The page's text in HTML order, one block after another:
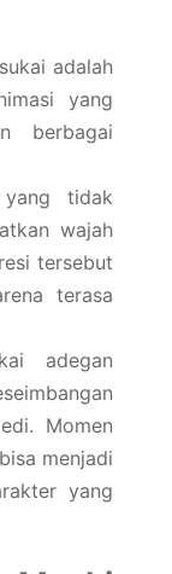
adalah
yang
berbagai
yang tidak
wajah
tersebut
terasa
adegan
Momen
menjadi
yang